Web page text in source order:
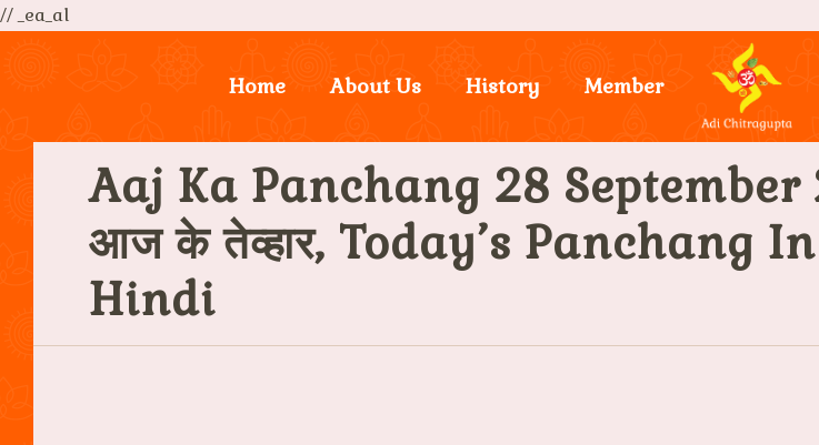
// _ea_al
Home About Us History Member
Aaj Ka Panchang 28 September
आज के तेव्हार, Today’s Panchang In
Hindi